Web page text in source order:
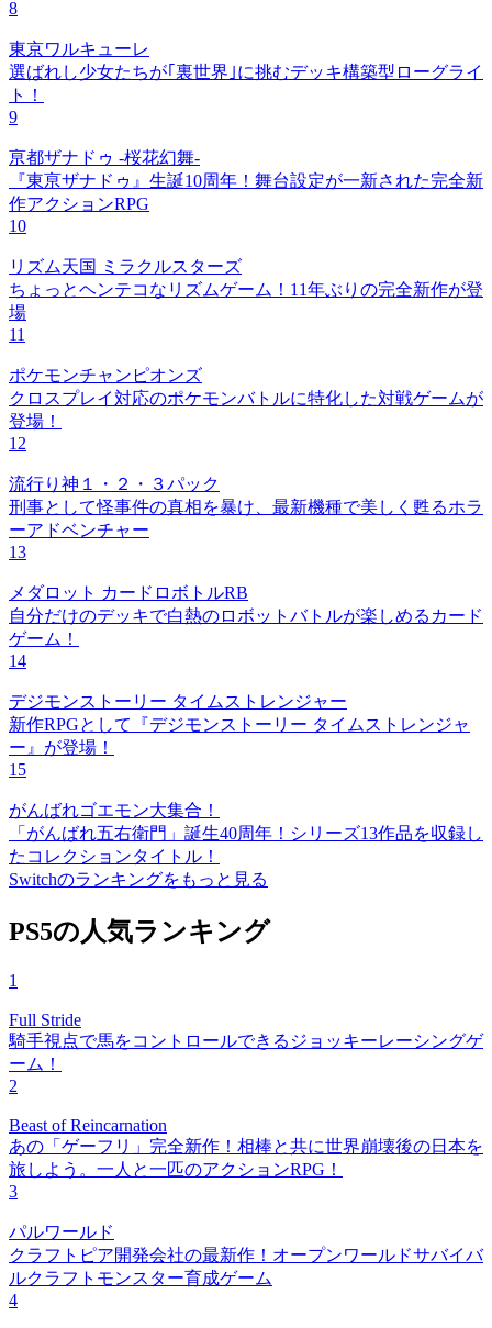
8
東京ワルキューレ
選ばれし少女たちが｢裏世界｣に挑むデッキ構築型ローグライ
ト！
9
亰都ザナドゥ -桜花幻舞-
『東亰ザナドゥ』生誕10周年！舞台設定が一新された完全新
作アクションRPG
10
リズム天国 ミラクルスターズ
ちょっとヘンテコなリズムゲーム！11年ぶりの完全新作が登
場
11
ポケモンチャンピオンズ
クロスプレイ対応のポケモンバトルに特化した対戦ゲームが
登場！
12
流行り神１・２・３パック
刑事として怪事件の真相を暴け、最新機種で美しく甦るホラ
ーアドベンチャー
13
メダロット カードロボトルRB
自分だけのデッキで白熱のロボットバトルが楽しめるカード
ゲーム！
14
デジモンストーリー タイムストレンジャー
新作RPGとして『デジモンストーリー タイムストレンジャ
ー』が登場！
15
がんばれゴエモン大集合！
「がんばれ五右衛門」誕生40周年！シリーズ13作品を収録し
たコレクションタイトル！
Switchのランキングをもっと見る
PS5の人気ランキング
1
Full Stride
騎手視点で馬をコントロールできるジョッキーレーシングゲ
ーム！
2
Beast of Reincarnation
あの「ゲーフリ」完全新作！相棒と共に世界崩壊後の日本を
旅しよう。一人と一匹のアクションRPG！
3
パルワールド
クラフトピア開発会社の最新作！オープンワールドサバイバ
ルクラフトモンスター育成ゲーム
4